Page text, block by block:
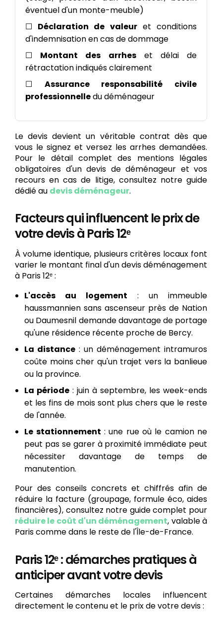
éventuel d'un monte-meuble)
☐ Déclaration de valeuret conditions
d'indemnisation en cas de dommage
☐ Montant des arrheset délai de
rétractation indiqués clairement
☐ Assurance responsabilité civile
professionnelledu déménageur
Le devis devient un véritable contrat dès que
vous le signez et versez les arrhes demandées.
Pour le détail complet des mentions légales
obligatoires d'un devis de déménageur et vos
recours en cas de litige, consultez notre guide
dédié au devis déménageur.
Facteurs qui influencent le prix de
votre devis à Paris 12ᵉ
À volume identique, plusieurs critères locaux font
varier le montant final d'un devis déménagement
à Paris 12ᵉ :
L'accès au logement : un immeuble
haussmannien sans ascenseur près de Nation
ou Daumesnil demande davantage de portage
qu'une résidence récente proche de Bercy.
La distance : un déménagement intramuros
coûte moins cher qu'un trajet vers la banlieue
ou la province.
La période : juin à septembre, les week-ends
et les fins de mois sont plus chers que le reste
de l'année.
Le stationnement : une rue où le camion ne
peut pas se garer à proximité immédiate peut
nécessiter davantage de temps de
manutention.
Pour des conseils concrets et chiffrés afin de
réduire la facture (groupage, formule éco, aides
financières), consultez notre guide complet pour
réduire le coût d'un déménagement, valable à
Paris comme dans le reste de l'Île-de-France.
Paris 12ᵉ : démarches pratiques à
anticiper avant votre devis
Certaines démarches locales influencent
directement le contenu et le prix de votre devis :